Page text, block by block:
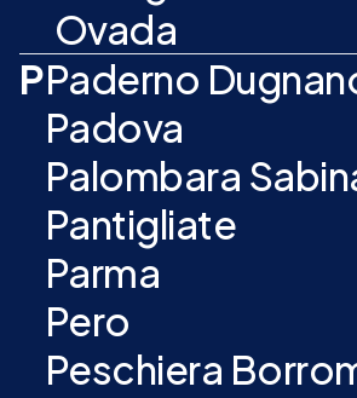
Ovada
PPaderno
Padova
Palombara
Pantigliate
Parma
Pero
Peschiera